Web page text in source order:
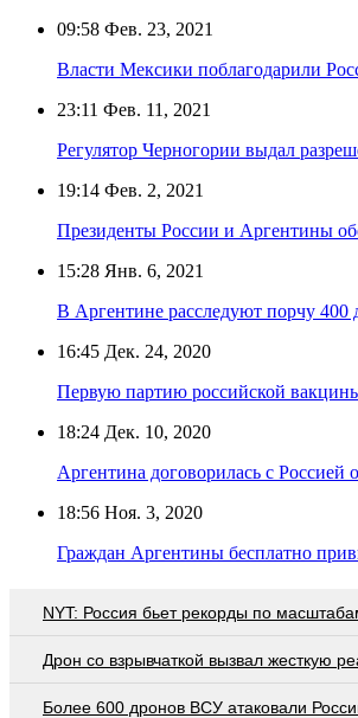
09:58 Фев. 23, 2021
Власти Мексики поблагодарили
23:11 Фев. 11, 2021
Регулятор Черногории выдал
19:14 Фев. 2, 2021
Президенты России и Аргентины
15:28 Янв. 6, 2021
В Аргентине расследуют порчу 400
16:45 Дек. 24, 2020
Первую партию российской
18:24 Дек. 10, 2020
Аргентина договорилась с
18:56 Ноя. 3, 2020
Граждан Аргентины бесплатно
NYT: Россия бьет рекорды по
Дрон со взрывчаткой вызвал жесткую
Более 600 дронов ВСУ атаковали